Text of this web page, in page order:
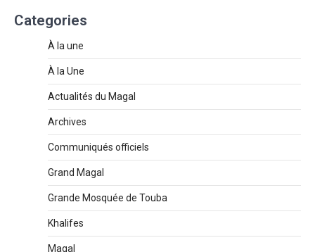
Categories
À la une
À la Une
Actualités du Magal
Archives
Communiqués officiels
Grand Magal
Grande Mosquée de Touba
Khalifes
Magal